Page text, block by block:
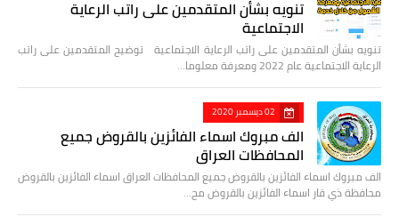
تنويه بشأن المتقدمين على راتب الرعاية
الاجتماعية
تنويه بشأن المتقدمين على راتب الرعاية الاجتماعية توضيح المتقدمين على راتب
الرعاية الاجتماعية عام 2022 ومعرفة معلوما…
02 ديسمبر 2020
الف مبروك اسماء الفائزين بالقروض جميع
المحافظات العراق
الف مبروك اسماء الفائزين بالقروض جميع المحافظات العراق اسماء الفائزين بالقروض
محافظة ذي قار اسماء الفائزين بالقروض مح…